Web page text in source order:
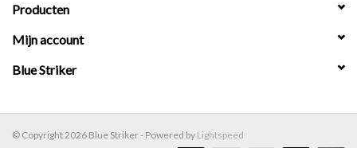
Producten
Mijn account
Blue Striker
© Copyright 2026 Blue Striker - Powered by Lightspeed